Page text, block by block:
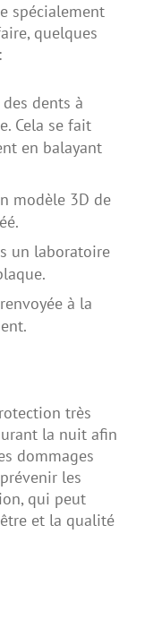
spécialement
quelques
dents à
Cela se fait
en balayant
modèle 3D de
un laboratoire
à la
très
la nuit afin
dommages
les
qui peut
et la qualité